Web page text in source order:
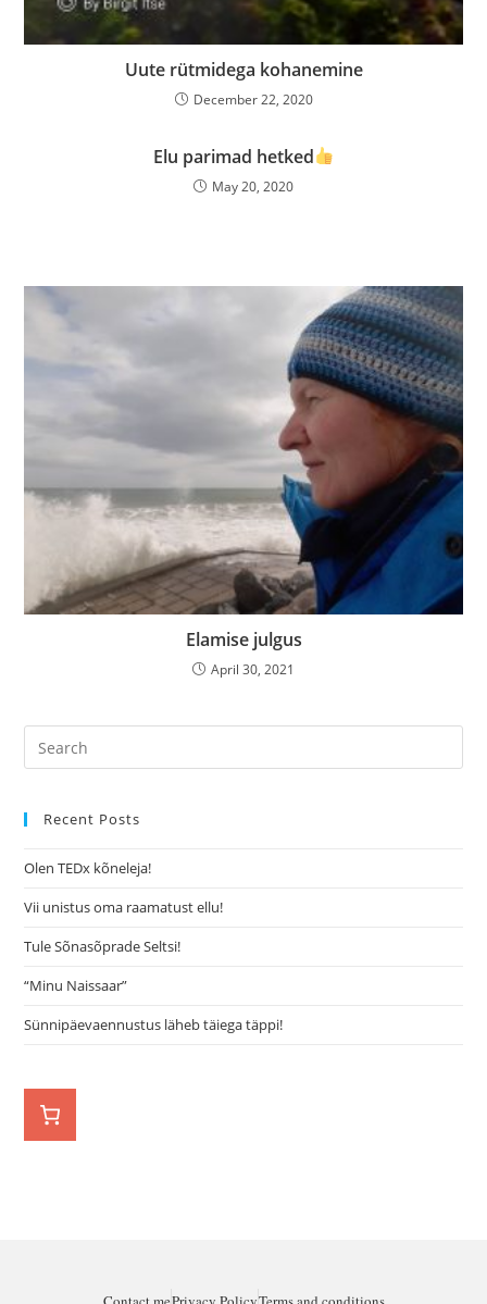
Uute rütmidega kohanemine
December 22, 2020
Elu parimad hetked
May 20, 2020
Elamise julgus
April 30, 2021
Recent Posts
Olen TEDx kõneleja!
Vii unistus oma raamatust ellu!
Tule Sõnasõprade Seltsi!
“Minu Naissaar”
Sünnipäevaennustus läheb täiega täppi!